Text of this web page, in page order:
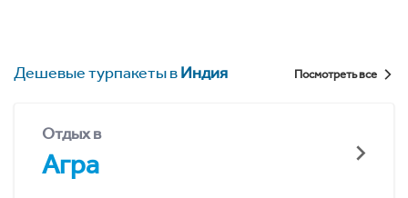
Дешевые турпакеты вИндия Посмотреть все
Отдых в
Агра